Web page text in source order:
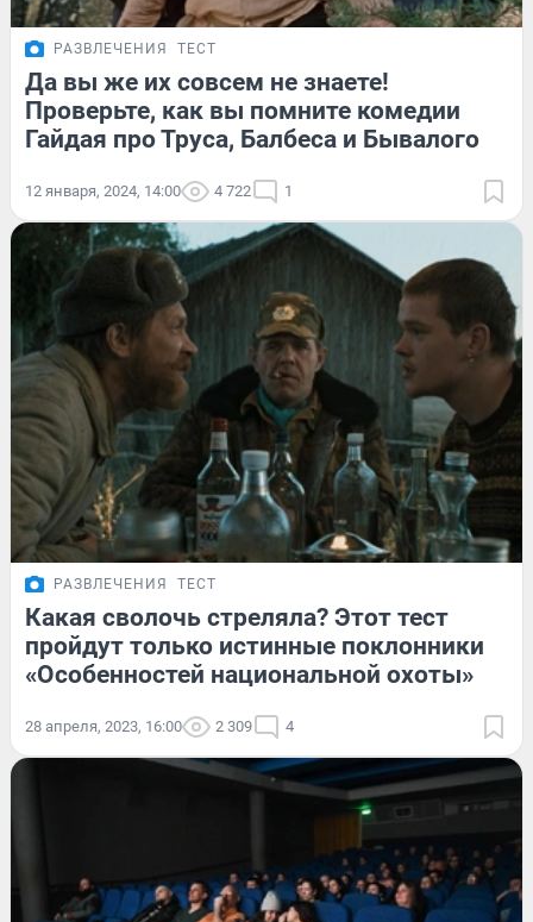
РАЗВЛЕЧЕНИЯ ТЕСТ
Да вы же их совсем не знаете!
Проверьте, как вы помните комедии
Гайдая про Труса, Балбеса и Бывалого
12 января, 2024, 14:00 4 722 1
РАЗВЛЕЧЕНИЯ ТЕСТ
Какая сволочь стреляла? Этот тест
пройдут только истинные поклонники
«Особенностей национальной охоты»
28 апреля, 2023, 16:00 2 309 4